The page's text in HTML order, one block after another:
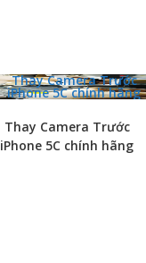
Thay Camera Trước
iPhone 5C chính hãng